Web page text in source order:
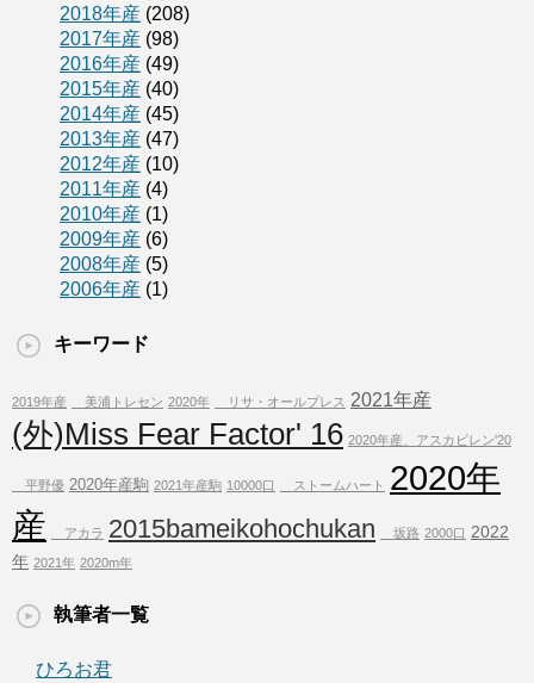
2018年産 (208)
2017年産 (98)
2016年産 (49)
2015年産 (40)
2014年産 (45)
2013年産 (47)
2012年産 (10)
2011年産 (4)
2010年産 (1)
2009年産 (6)
2008年産 (5)
2006年産 (1)
キーワード
2019年産 美浦トレセン 2020年 リサ・オールプレス 2021年産
(外)Miss Fear Factor' 16 2020年産、アスカビレン'20
平野優 2020年産駒 2021年産駒 10000口 ストームハート
2020年
産
アカラ 2015bameikohochukan 坂路 2000口 2022
年 2021年 2020m年
執筆者一覧
ひろお君